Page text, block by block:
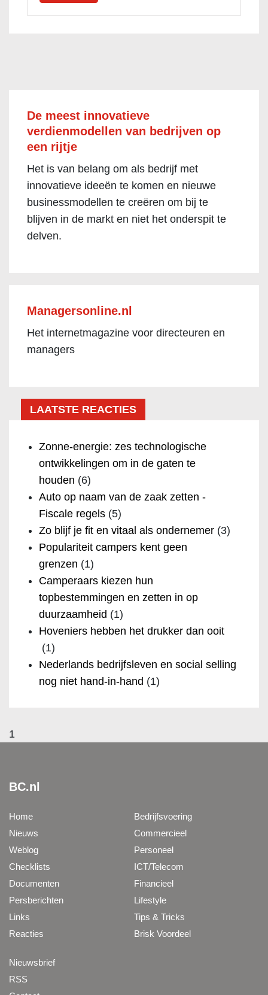
De meest innovatieve
verdienmodellen van bedrijven op
een rijtje
Het is van belang om als bedrijf met
innovatieve ideeën te komen en nieuwe
businessmodellen te creëren om bij te
blijven in de markt en niet het onderspit te
delven.
Managersonline.nl
Het internetmagazine voor directeuren en
managers
LAATSTE REACTIES
Zonne-energie: zes technologische
ontwikkelingen om in de gaten te
houden (6)
Auto op naam van de zaak zetten -
Fiscale regels (5)
Zo blijf je fit en vitaal als ondernemer (3)
Populariteit campers kent geen
grenzen (1)
Camperaars kiezen hun
topbestemmingen en zetten in op
duurzaamheid (1)
Hoveniers hebben het drukker dan ooit
(1)
Nederlands bedrijfsleven en social selling
nog niet hand-in-hand (1)
1
BC.nl
Home
Nieuws
Weblog
Checklists
Documenten
Persberichten
Links
Reacties
Bedrijfsvoering
Commercieel
Personeel
ICT/Telecom
Financieel
Lifestyle
Tips & Tricks
Brisk Voordeel
Nieuwsbrief
RSS